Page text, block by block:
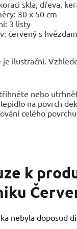
skla, dřeva,
30 x 50 cm
3 listy
červený s
ilustrační.
nebo
na povrch
celého
k
nebyla doposud